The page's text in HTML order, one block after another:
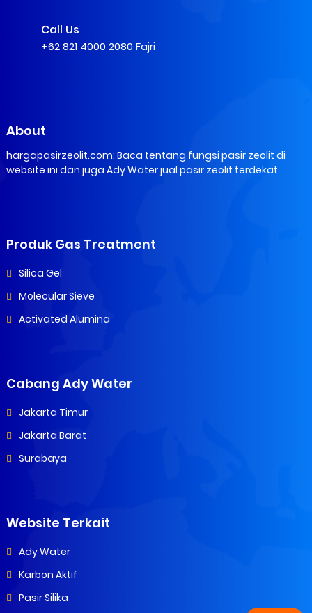
Call Us
+62 821 4000 2080 Fajri
About
hargapasirzeolit.com: Baca tentang fungsi pasir zeolit di
website ini dan juga Ady Water jual pasir zeolit terdekat.
Produk Gas Treatment
Silica Gel
Molecular Sieve
Activated Alumina
Cabang Ady Water
Jakarta Timur
Jakarta Barat
Surabaya
Website Terkait
Ady Water
Karbon Aktif
Pasir Silika